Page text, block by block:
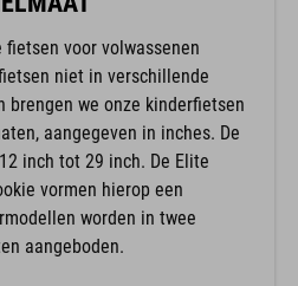
voor volwassenen
niet in verschillende
brengen we onze kinderfietsen
aangegeven in inches. De
inch tot 29 inch. De Elite
vormen hierop een
worden in twee
aangeboden.